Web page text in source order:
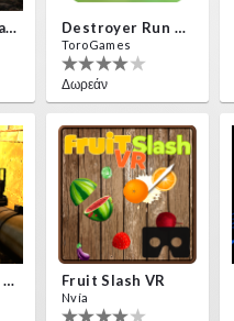
Off Road Simulator VR Destroyer Run VR
ToroGames
Δωρεάν
Alien Creepers VR Fruit Slash VR
Nvía